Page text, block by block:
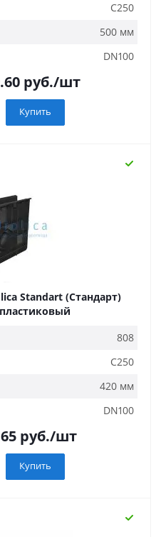
C250
500 мм
DN100
руб./шт
Купить
Standart (Стандарт)
808
C250
420 мм
DN100
руб./шт
Купить